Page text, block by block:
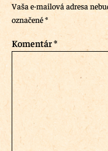
Vaša e-mailová adresa
označené*
Komentár*